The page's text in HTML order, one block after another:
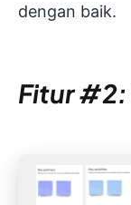
dengan baik.
Fitur #2: